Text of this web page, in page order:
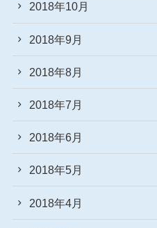
2018年10月
2018年9月
2018年8月
2018年7月
2018年6月
2018年5月
2018年4月